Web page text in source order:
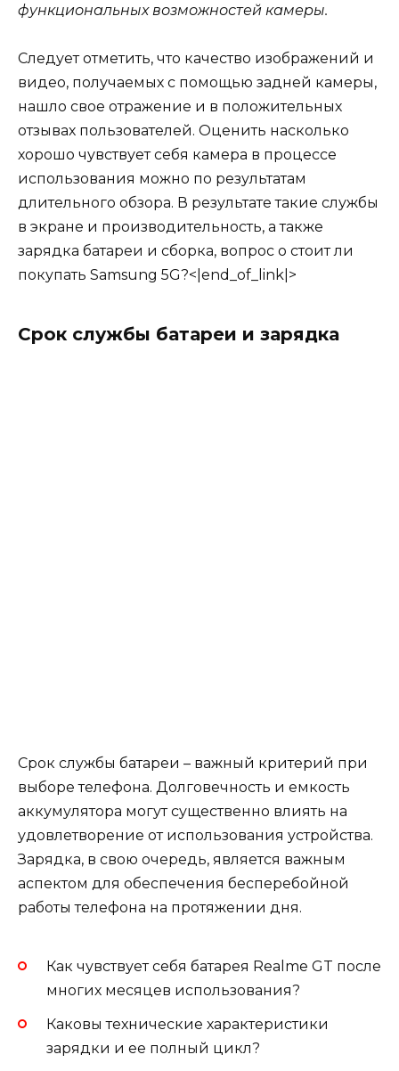
функциональных возможностей камеры.
Следует отметить, что качество изображений и
видео, получаемых с помощью задней камеры,
нашло свое отражение и в положительных
отзывах пользователей. Оценить насколько
хорошо чувствует себя камера в процессе
использования можно по результатам
длительного обзора. В результате такие службы
в экране и производительность, а также
зарядка батареи и сборка, вопрос о стоит ли
покупать Samsung 5G?<|end_of_link|>
Срок службы батареи и зарядка
Срок службы батареи – важный критерий при
выборе телефона. Долговечность и емкость
аккумулятора могут существенно влиять на
удовлетворение от использования устройства.
Зарядка, в свою очередь, является важным
аспектом для обеспечения бесперебойной
работы телефона на протяжении дня.
Как чувствует себя батарея Realme GT после
многих месяцев использования?
Каковы технические характеристики
зарядки и ее полный цикл?